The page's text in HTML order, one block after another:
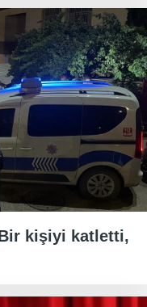
kişiyi katletti,